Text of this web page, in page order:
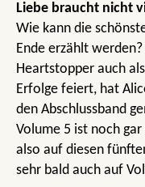
Liebe braucht nicht
Wie kann die
Ende erzählt
Heartstopper auch als
Erfolge feiert, hat
den Abschlussband
Volume 5 ist noch
also auf diesen
sehr bald auch auf